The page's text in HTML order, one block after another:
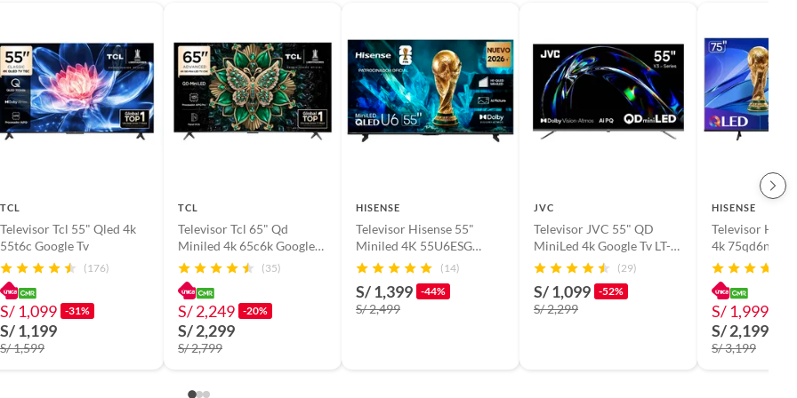
productos para asfalto, hormigón, albañilería.
productos para asfalto.
alimenticios, vitaminas.
con señales de uso, sin empaques, etiquetas o sellos.
TCL
Televisor Tcl 55" Qled 4k
55t6c Google Tv
(176)
S/ 1,099 -31%
S/ 1,199
S/ 1,599
TCL
Televisor Tcl 65" Qd
Miniled 4k 65c6k Google
Tv
(35)
S/ 2,249 -20%
S/ 2,299
S/ 2,799
HISENSE
Televisor Hisense 55"
Miniled 4K 55U6ESG
Smart Tv
(14)
S/ 1,399 -44%
S/ 2,499
JVC
Televisor JVC 55" QD
MiniLed 4k Google Tv LT-
55KM958 Smart Tv
(29)
S/ 1,099 -52%
S/ 2,299
HISENSE
Televisor
4k 75qd6n
(2025) Smart Tv
S/ 1,999
S/ 2,199
S/ 3,199